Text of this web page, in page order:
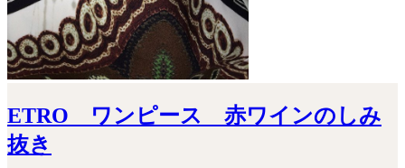
ETRO ワンピース 赤ワインのしみ
抜き